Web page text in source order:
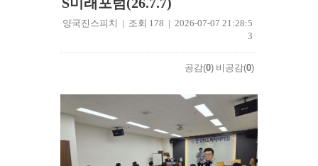
S미래포럼(26.7.7)
양국진스피치 | 조회 178 | 2026-07-07 21:28:5
3
공감(0) 비공감(0)